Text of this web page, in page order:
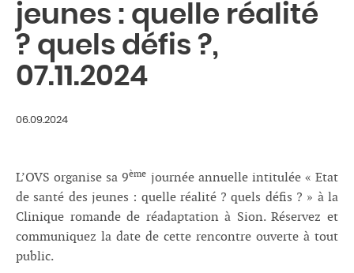
jeunes : quelle réalité
? quels défis ?,
07.11.2024
06.09.2024
L’OVS organise sa 9ème journée annuelle intitulée « Etat
de santé des jeunes : quelle réalité ? quels défis ? » à la
Clinique romande de réadaptation à Sion. Réservez et
communiquez la date de cette rencontre ouverte à tout
public.